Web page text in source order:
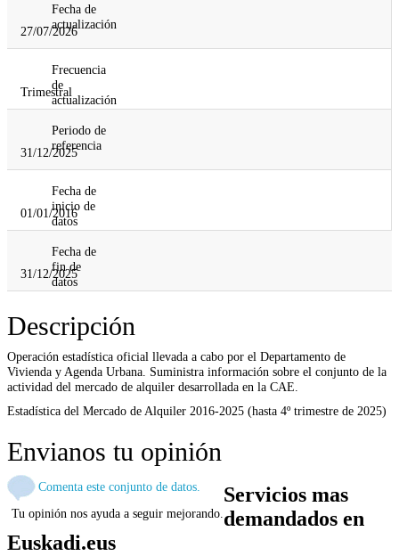
Fecha de
actualización
27/07/2026
Frecuencia
de
actualización
Trimestral
Periodo de
referencia
31/12/2025
Fecha de
inicio de
datos
01/01/2016
Fecha de
fin de
datos
31/12/2025
Descripción
Operación estadística oficial llevada a cabo por el Departamento de
Vivienda y Agenda Urbana. Suministra información sobre el conjunto de la
actividad del mercado de alquiler desarrollada en la CAE.
Estadística del Mercado de Alquiler 2016-2025 (hasta 4º trimestre de 2025)
Envianos tu opinión
Comenta este conjunto de datos.
Tu opinión nos ayuda a seguir mejorando.
Servicios mas
demandados en
Euskadi.eus